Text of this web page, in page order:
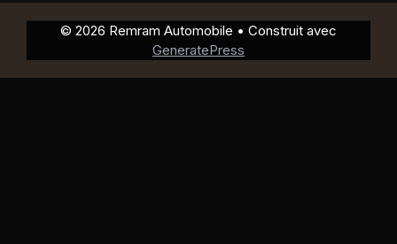
© 2026 Remram Automobile • Construit avec
GeneratePress